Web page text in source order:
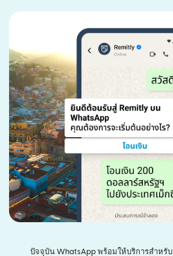
ปัจจุบัน WhatsApp พร้อมให้บริการสำหรั